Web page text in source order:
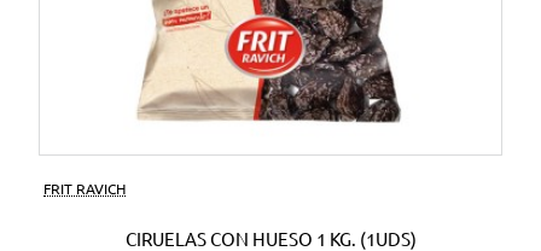
FRIT RAVICH
CIRUELAS CON HUESO 1 KG. (1UDS)